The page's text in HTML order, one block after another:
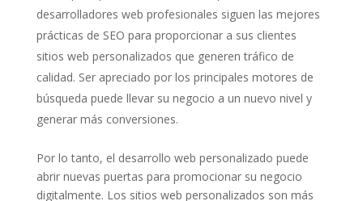
desarrolladores web profesionales siguen las mejores
prácticas de SEO para proporcionar a sus clientes
sitios web personalizados que generen tráfico de
calidad. Ser apreciado por los principales motores de
búsqueda puede llevar su negocio a un nuevo nivel y
generar más conversiones.
Por lo tanto, el desarrollo web personalizado puede
abrir nuevas puertas para promocionar su negocio
digitalmente. Los sitios web personalizados son más